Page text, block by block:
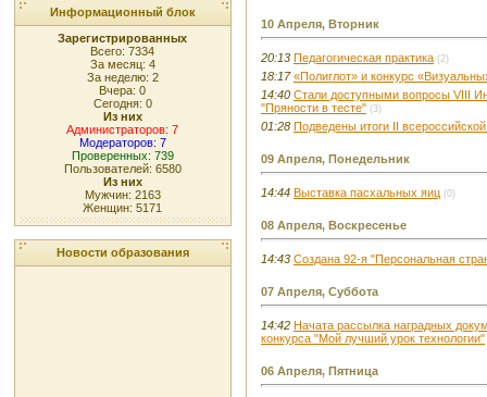
Информационный блок
Зарегистрированных
Всего: 7334
За месяц: 4
За неделю: 2
Вчера: 0
Сегодня: 0
Из них
Администраторов: 7
Модераторов: 7
Проверенных: 739
Пользователей: 6580
Из них
Мужчин: 2163
Женщин: 5171
Новости образования
10 Апреля, Вторник
20:13 Педагогическая практика (2)
18:17 «Полиглот» и конкурс
14:40 Стали доступными вопросы VIII
"Пряности в тесте" (3)
01:28 Подведены итоги II
09 Апреля, Понедельник
14:44 Выставка пасхальных яиц (0)
08 Апреля, Воскресенье
14:43 Создана 92-я "Персональная
07 Апреля, Суббота
14:42 Начата рассылка наградных
конкурса "Мой лучший урок технологии"
06 Апреля, Пятница